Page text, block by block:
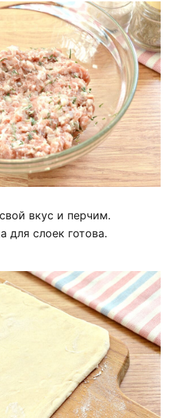
вкус и перчим.
для слоек готова.